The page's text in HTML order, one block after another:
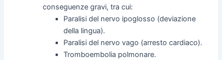
conseguenze gravi, tra cui:
Paralisi del nervo ipoglosso (deviazione
della lingua).
Paralisi del nervo vago (arresto cardiaco).
Tromboembolia polmonare.